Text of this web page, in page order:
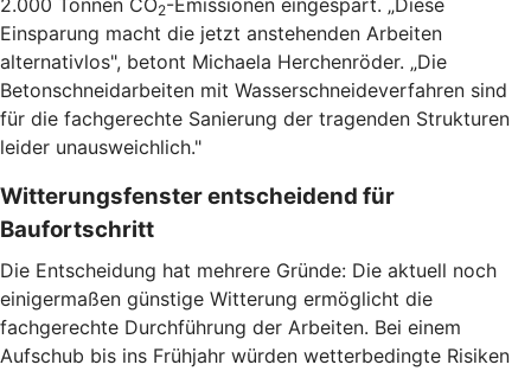
2.000 Tonnen CO2-Emissionen eingespart. „Diese
Einsparung macht die jetzt anstehenden Arbeiten
alternativlos", betont Michaela Herchenröder. „Die
Betonschneidarbeiten mit Wasserschneideverfahren sind
für die fachgerechte Sanierung der tragenden Strukturen
leider unausweichlich."
Witterungsfenster entscheidend für
Baufortschritt
Die Entscheidung hat mehrere Gründe: Die aktuell noch
einigermaßen günstige Witterung ermöglicht die
fachgerechte Durchführung der Arbeiten. Bei einem
Aufschub bis ins Frühjahr würden wetterbedingte Risiken